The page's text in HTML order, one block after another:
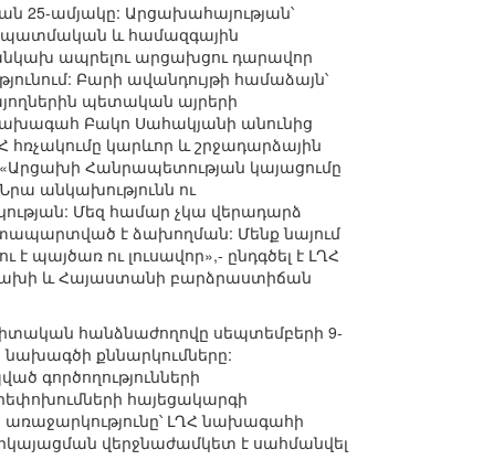
25-ամյակը: Արցախահայության՝
պատմական և համազգային
ապրելու արցախցու դարավոր
Բարի ավանդույթի համաձայն՝
պետական այրերի
Բակո Սահակյանի անունից
հռչակումը կարևոր և շրջադարձային
«Արցախի Հանրապետության կայացումը
անկախությունն ու
Մեզ համար չկա վերադարձ
է ձախողման: Մենք նայում
պայծառ ու լուսավոր»,- ընդգծել է ԼՂՀ
և Հայաստանի բարձրաստիճան
հանձնաժողովը սեպտեմբերի 9-
քննարկումները:
գործողությունների
հայեցակարգի
ԼՂՀ նախագահի
վերջնաժամկետ է սահմանվել